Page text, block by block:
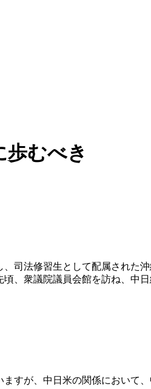
歩むべき
司法修習生として配属された
、衆議院議員会館を訪ね、中
が、中日米の関係において、